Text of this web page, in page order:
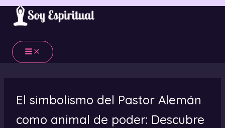
Ir
contenido
El simbolismo del Pastor Alemán
como animal de poder: Descubre